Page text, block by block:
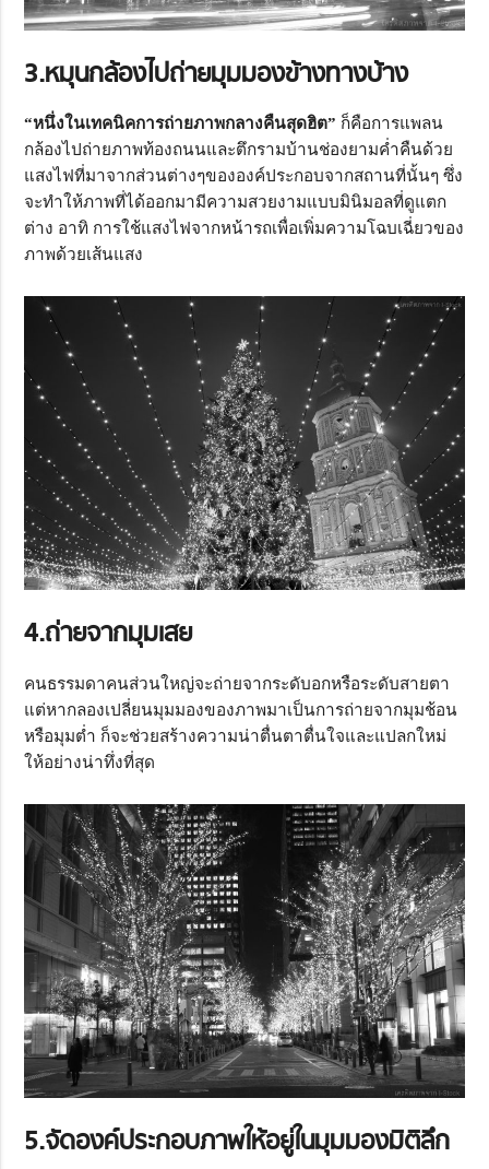
3.หมุนกล้องไปถ่ายมุมมองข้างทางบ้าง
“หนึ่งในเทคนิคการถ่ายภาพกลางคืนสุดฮิต” ก็คือการแพลน
กล้องไปถ่ายภาพท้องถนนและตึกรามบ้านช่องยามค่ำคืนด้วย
แสงไฟที่มาจากส่วนต่างๆขององค์ประกอบจากสถานที่นั้นๆ ซึ่ง
จะทำให้ภาพที่ได้ออกมามีความสวยงามแบบมินิมอลที่ดูแตก
ต่าง อาทิ การใช้แสงไฟจากหน้ารถเพื่อเพิ่มความโฉบเฉี่ยวของ
ภาพด้วยเส้นแสง
4.ถ่ายจากมุมเสย
คนธรรมดาคนส่วนใหญ่จะถ่ายจากระดับอกหรือระดับสายตา
แต่หากลองเปลี่ยนมุมมองของภาพมาเป็นการถ่ายจากมุมช้อน
หรือมุมต่ำ ก็จะช่วยสร้างความน่าตื่นตาตื่นใจและแปลกใหม่
ให้อย่างน่าทึ่งที่สุด
5.จัดองค์ประกอบภาพให้อยู่ในมุมมองมิติลึก